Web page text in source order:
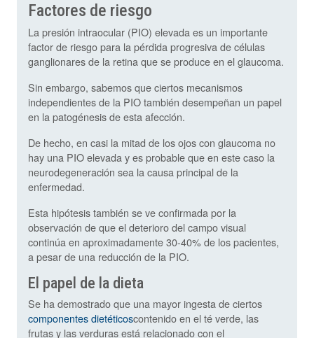
Factores de riesgo
La presión intraocular (PIO) elevada es un importante
factor de riesgo para la pérdida progresiva de células
ganglionares de la retina que se produce en el glaucoma.
Sin embargo, sabemos que ciertos mecanismos
independientes de la PIO también desempeñan un papel
en la patogénesis de esta afección.
De hecho, en casi la mitad de los ojos con glaucoma no
hay una PIO elevada y es probable que en este caso la
neurodegeneración sea la causa principal de la
enfermedad.
Esta hipótesis también se ve confirmada por la
observación de que el deterioro del campo visual
continúa en aproximadamente 30-40% de los pacientes,
a pesar de una reducción de la PIO.
El papel de la dieta
Se ha demostrado que una mayor ingesta de ciertos
componentes dietéticoscontenido en el té verde, las
frutas y las verduras está relacionado con el